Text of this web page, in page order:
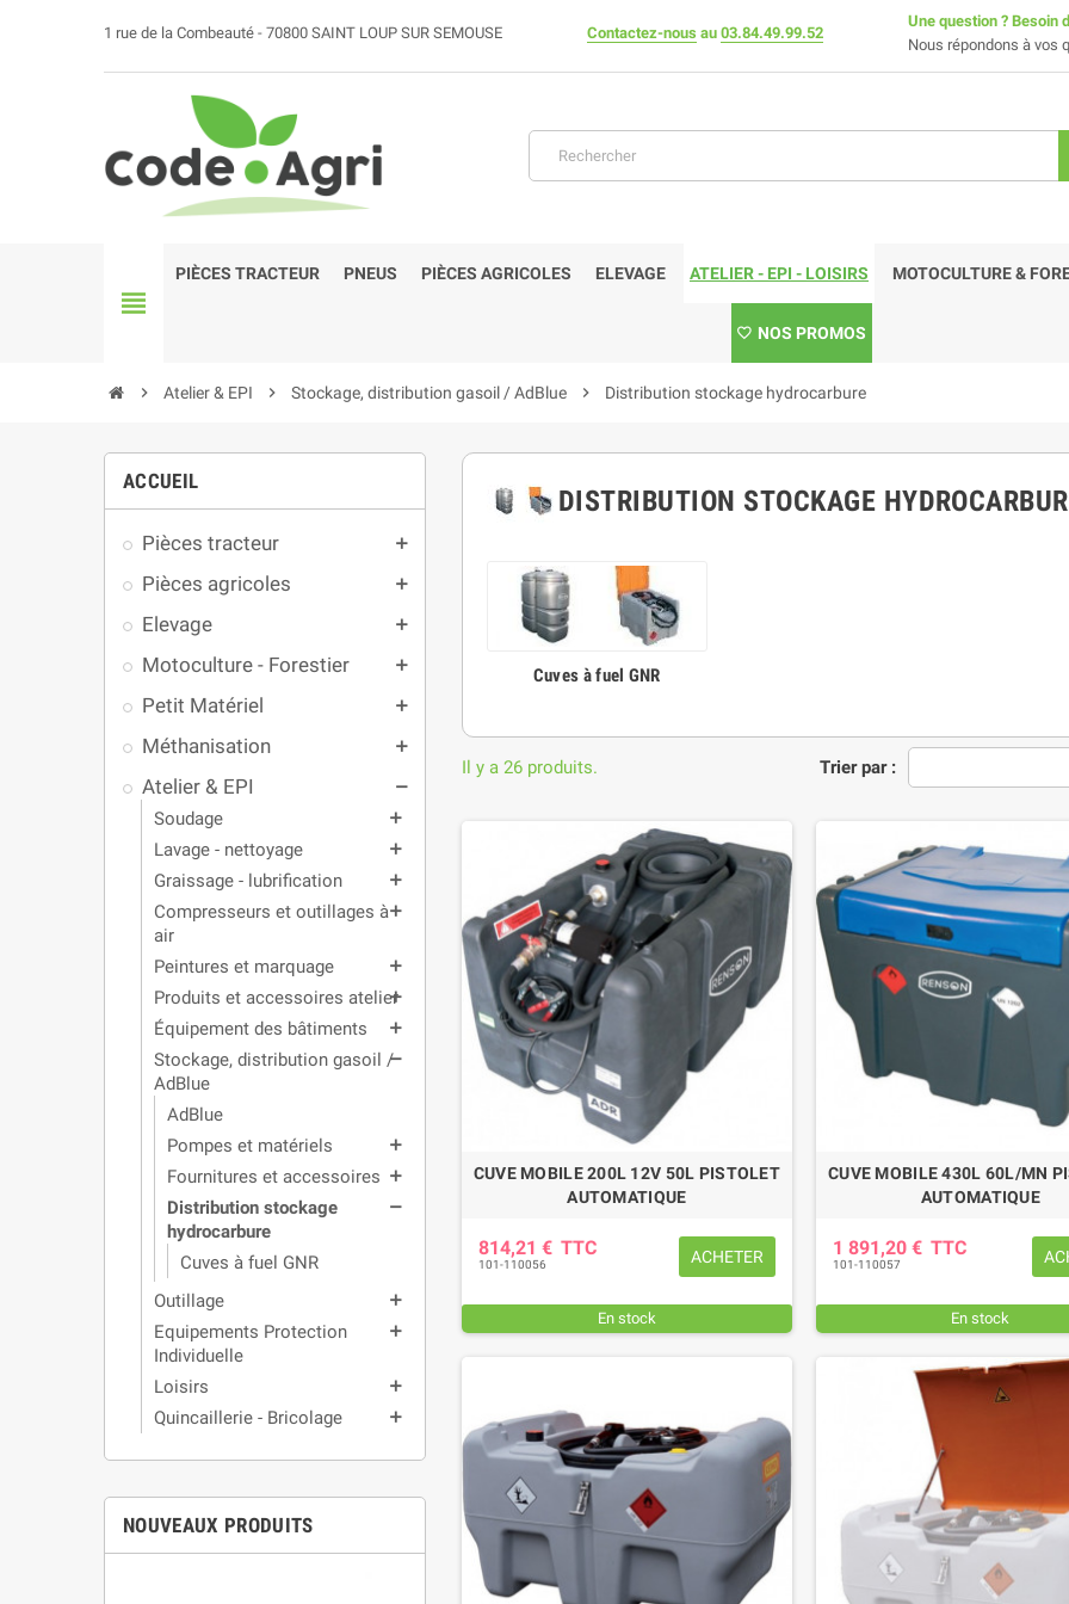
1 rue de la Combeauté - 70800 SAINT LOUP SUR SEMOUSE Contactez-nous au 03.84.49.99.52
Une question ? Besoin
Nous répondons à vos
view_headline
PIÈCES TRACTEUR PNEUS PIÈCES AGRICOLES ELEVAGE ATELIER - EPI - LOISIRS MOTOCULTURE &
NOS PROMOS
chevron_right Atelier & EPI chevron_right Stockage, distribution gasoil / AdBlue chevron_right Distribution stockage hydrocarbure
ACCUEIL
Pièces tracteur add
Pièces agricoles add
Elevage add
Motoculture - Forestier add
Petit Matériel add
Méthanisation add
Atelier & EPI remove
Soudage add
Lavage - nettoyage add
Graissage - lubrification add
Compresseurs et outillages à
air
add
Peintures et marquage add
Produits et accessoires atelier
add
Équipement des bâtiments add
Stockage, distribution gasoil /
AdBlue
remove
AdBlue
Pompes et matériels
add
Fournitures et accessoires add
Distribution stockage
hydrocarbure
remove
Cuves à fuel GNR
Outillage
add
Equipements Protection
Individuelle
add
Loisirs add
Quincaillerie - Bricolage add
NOUVEAUX PRODUITS
DISTRIBUTION STOCKAGE
Cuves à fuel GNR
Trier par :
Il y a 26 produits.
CUVE MOBILE 200L 12V 50L PISTOLET
AUTOMATIQUE
814,21 € TTC
101-110056 ACHETER
En stock
CUVE MOBILE 430L 60L/MN
AUTOMATIQUE
1 891,20 € TTC
101-110057
En stock